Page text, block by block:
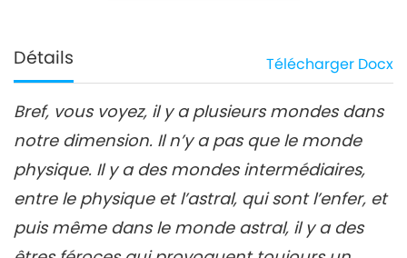
Détails Télécharger Docx
Bref, vous voyez, il y a plusieurs mondes dans
notre dimension. Il n’y a pas que le monde
physique. Il y a des mondes intermédiaires,
entre le physique et l’astral, qui sont l’enfer, et
puis même dans le monde astral, il y a des